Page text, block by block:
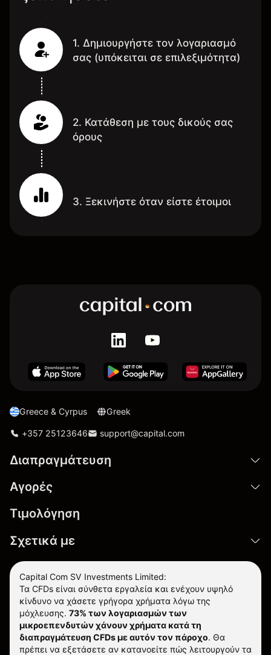
1. Δημιουργήστε τον λογαριασμό
σας (υπόκειται σε επιλεξιμότητα)
2. Κατάθεση με τους δικούς σας
όρους
3. Ξεκινήστε όταν είστε έτοιμοι
Greece & Cyrpus Greek
+357 25123646 support@capital.com
Διαπραγμάτευση
Αγορές
Τιμολόγηση
Σχετικά με
Capital Com SV Investments Limited:
Τα CFDs είναι σύνθετα εργαλεία και ενέχουν υψηλό
κίνδυνο να χάσετε γρήγορα χρήματα λόγω της
μόχλευσης. 73% των λογαριασμών των
μικροεπενδυτών χάνουν χρήματα κατά τη
διαπραγμάτευση CFDs με αυτόν τον πάροχο. Θα
πρέπει να εξετάσετε αν κατανοείτε πώς λειτουργούν τα